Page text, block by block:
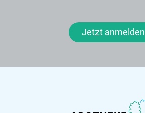
Jetzt anmelden